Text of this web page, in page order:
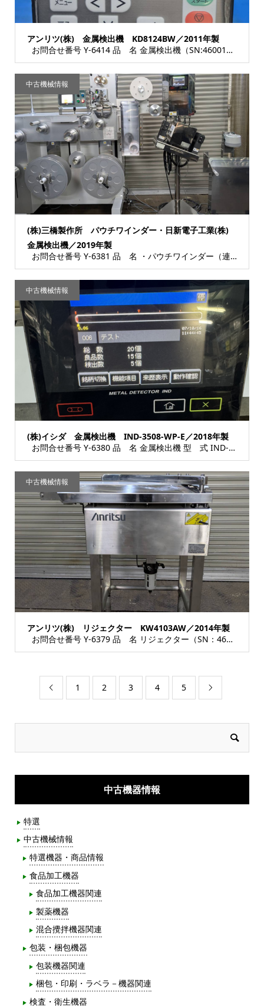
アンリツ(株) 金属検出機 KD8124BW／2011年製
お問合せ番号 Y-6414 品 名 金属検出機（SN:4600161117） 型 式 ...
(株)三橋製作所 パウチワインダー・日新電子工業(株)
金属検出機／2019年製
お問合せ番号 Y-6381 品 名 ・パウチワインダー（連包状小袋巻取り装置） ・金属...
中古機械情報
(株)イシダ 金属検出機 IND-3508-WP-E／2018年製
お問合せ番号 Y-6380 品 名 金属検出機 型 式 IND-3508-WP-E 種...
中古機械情報
アンリツ(株) リジェクター KW4103AW／2014年製
お問合せ番号 Y-6379 品 名 リジェクター（SN：4600232205） 型 式...
中古機械情報
 1 2 3 4 5 
中古機器情報
特選
中古機械情報
特選機器・商品情報
食品加工機器
食品加工機器関連
製薬機器
混合攪拌機器関連
包装・梱包機器
包装機器関連
梱包・印刷・ラベラ－機器関連
検査・衛生機器